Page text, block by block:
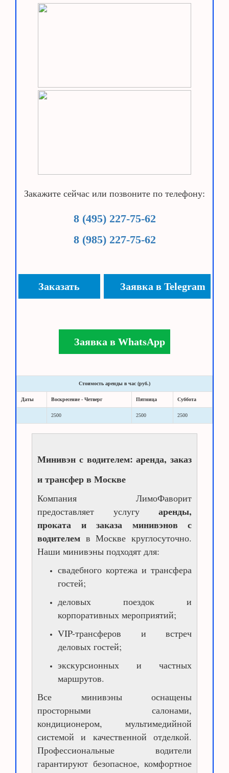
Закажите сейчас или позвоните по телефону:
8 (495) 227-75-62
8 (985) 227-75-62
Заказать Заявка в Telegram
Заявка в WhatsApp
Стоимость аренды в час (руб.)
Даты Воскресение - Четверг Пятница Суббота
2500 2500 2500
Минивэн с водителем: аренда, заказ
и трансфер в Москве
Компания ЛимоФаворит
предоставляет услугу аренды,
проката и заказа минивэнов с
водителем в Москве круглосуточно.
Наши минивэны подходят для:
свадебного кортежа и трансфера
гостей;
деловых поездок и
корпоративных мероприятий;
VIP-трансферов и встреч
деловых гостей;
экскурсионных и частных
маршрутов.
Все минивэны оснащены
просторными салонами,
кондиционером, мультимедийной
системой и качественной отделкой.
Профессиональные водители
гарантируют безопасное, комфортное